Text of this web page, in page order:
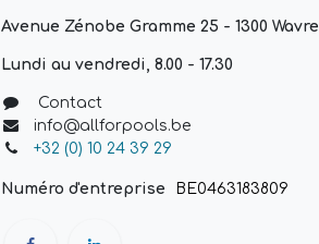
Avenue Zénobe Gramme 25 - 1300 Wavre
Lundi au vendredi, 8.00 - 17.30
Contact
info@allforpools.be
+32 (0) 10 24 39 29
Numéro d'entreprise BE0463183809